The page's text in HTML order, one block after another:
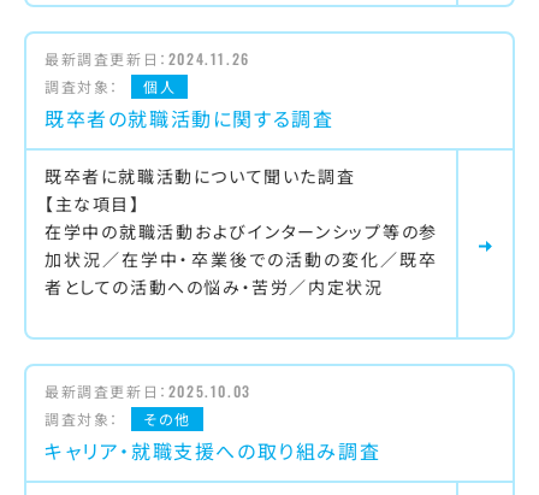
最新調査更新日： 2024.11.26
調査対象：
個人
既卒者の就職活動に関する調査
既卒者に就職活動について聞いた調査
【主な項目】
在学中の就職活動およびインターンシップ等の参
加状況／在学中・卒業後での活動の変化／既卒
者としての活動への悩み・苦労／内定状況
最新調査更新日： 2025.10.03
調査対象：
その他
キャリア・就職支援への取り組み調査